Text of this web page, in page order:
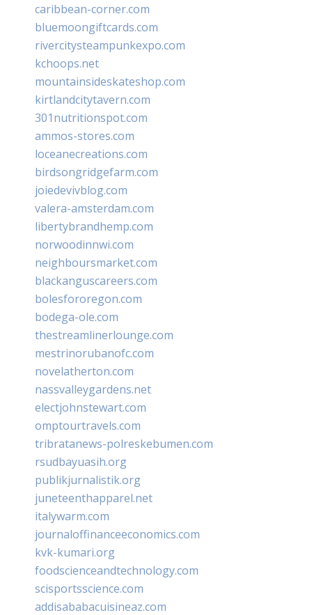
caribbean-corner.com
bluemoongiftcards.com
rivercitysteampunkexpo.com
kchoops.net
mountainsideskateshop.com
kirtlandcitytavern.com
301nutritionspot.com
ammos-stores.com
loceanecreations.com
birdsongridgefarm.com
joiedevivblog.com
valera-amsterdam.com
libertybrandhemp.com
norwoodinnwi.com
neighboursmarket.com
blackanguscareers.com
bolesfororegon.com
bodega-ole.com
thestreamlinerlounge.com
mestrinorubanofc.com
novelatherton.com
nassvalleygardens.net
electjohnstewart.com
omptourtravels.com
tribratanews-polreskebumen.com
rsudbayuasih.org
publikjurnalistik.org
juneteenthapparel.net
italywarm.com
journaloffinanceeconomics.com
kvk-kumari.org
foodscienceandtechnology.com
scisportsscience.com
addisababacuisineaz.com